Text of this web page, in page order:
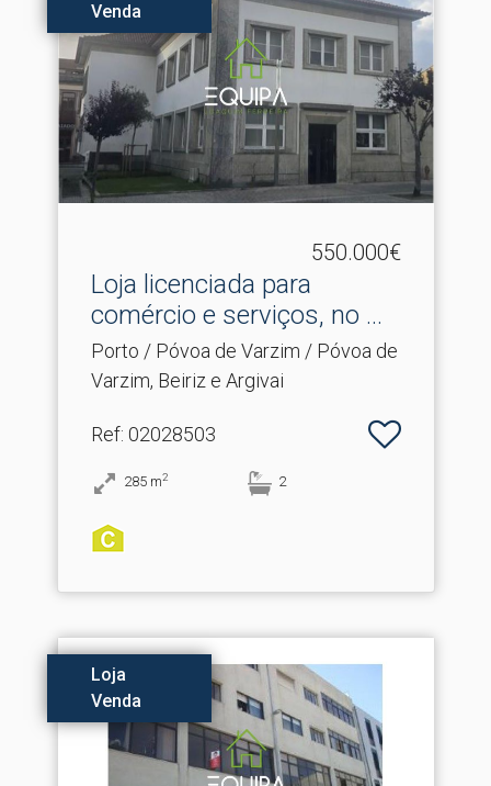
Venda
550.000€
Loja licenciada para
comércio e serviços, no .​..
Porto / Póvoa de Varzim / Póvoa de
Varzim, Beiriz e Argivai
Ref: 02028503
285 m2 2
Loja
Venda